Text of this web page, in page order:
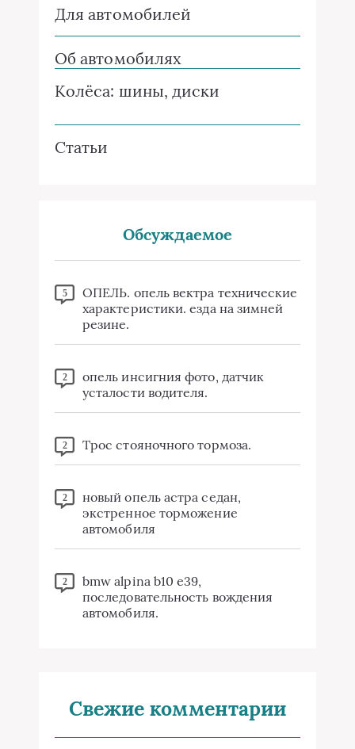
Для автомобилей
Об автомобилях
Колёса: шины, диски
Статьи
Обсуждаемое
5
ОПЕЛЬ. опель вектра технические
характеристики. езда на зимней
резине.
2
опель инсигния фото, датчик
усталости водителя.
2 Трос стояночного тормоза.
2
новый опель астра седан,
экстренное торможение
автомобиля
2
bmw alpina b10 e39,
последовательность вождения
автомобиля.
Свежие комментарии